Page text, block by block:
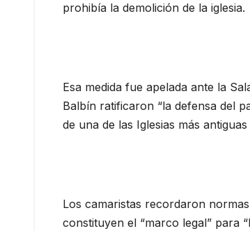
prohibía la demolición de la iglesia.
Esa medida fue apelada ante la
Balbín ratificaron “la defensa del
de una de las Iglesias más
Los camaristas recordaron
constituyen el “marco legal” para